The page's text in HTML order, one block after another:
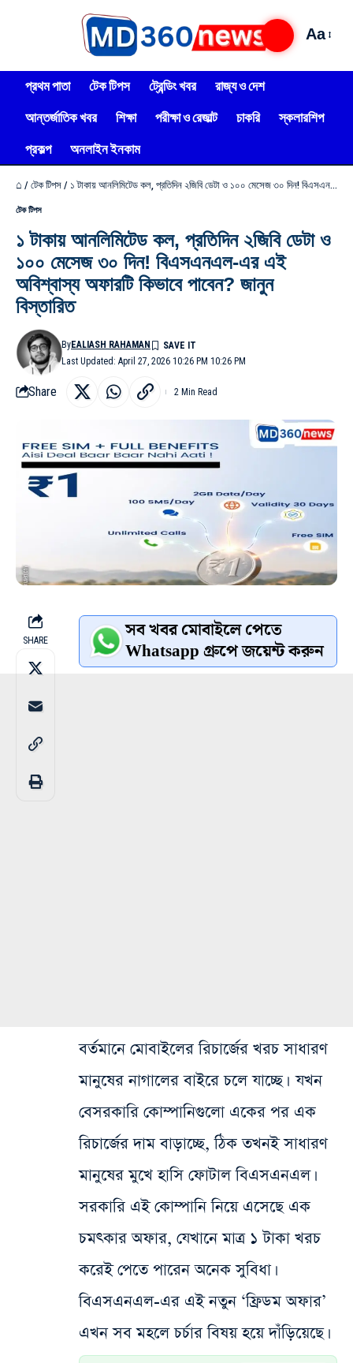
Aa
প্রথম পাতা টেক টিপস ট্রেন্ডিং খবর
রাজ্য ও দেশ
আন্তর্জাতিক খবর
শিক্ষা পরীক্ষা ও রেজাল্ট চাকরি
স্কলারশিপ
প্রকল্প
অনলাইন ইনকাম
⌂ / টেক টিপস / ১ টাকায় আনলিমিটেড কল, প্রতিদিন ২জিবি ডেটা ও ১০০ মেসেজ ৩০ দিন! বিএসএনএল-এর এই অবিশ্বাস্য অফারটি কিভাবে পাবেন? জানুন বিস্তারিত
টেক টিপস
১ টাকায় আনলিমিটেড কল, প্রতিদিন ২জিবি ডেটা ও
১০০ মেসেজ ৩০ দিন! বিএসএনএল-এর এই
অবিশ্বাস্য অফারটি কিভাবে পাবেন? জানুন
বিস্তারিত
Last Updated: April 27, 2026 10:26 PM 10:26 PM
ByEALIASH RAHAMAN
Share 2 Min Read
SHARE সব খবর মোবাইলে পেতে
Whatsapp গ্রুপে জয়েন্ট করুন
বর্তমানে মোবাইলের রিচার্জের খরচ সাধারণ
মানুষের নাগালের বাইরে চলে যাচ্ছে। যখন
বেসরকারি কোম্পানিগুলো একের পর এক
রিচার্জের দাম বাড়াচ্ছে, ঠিক তখনই সাধারণ
মানুষের মুখে হাসি ফোটাল বিএসএনএল।
সরকারি এই কোম্পানি নিয়ে এসেছে এক
চমৎকার অফার, যেখানে মাত্র ১ টাকা খরচ
করেই পেতে পারেন অনেক সুবিধা।
বিএসএনএল-এর এই নতুন ‘ফ্রিডম অফার’
এখন সব মহলে চর্চার বিষয় হয়ে দাঁড়িয়েছে।